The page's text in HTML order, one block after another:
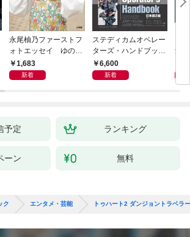
永尾柚乃ファーストフ
ォトエッセイ ゆのも
のがたり
1,683
新着
ステディカムオペレー
ターズ・ハンドブック
日本語版 電子版 第２
版
6,600
新着
集
ウ
【
予定 ランキング
ーン 無料
ク エンタメ・芸能 トゥハート2 ダンジョントラベ